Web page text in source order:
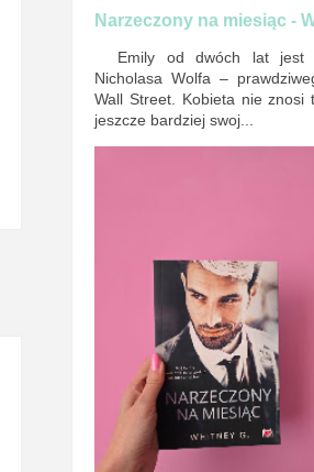
Narzeczony na miesiąc -
Emily od dwóch lat jest
Nicholasa Wolfa –
Wall Street. Kobieta nie znosi
jeszcze bardziej swoj...